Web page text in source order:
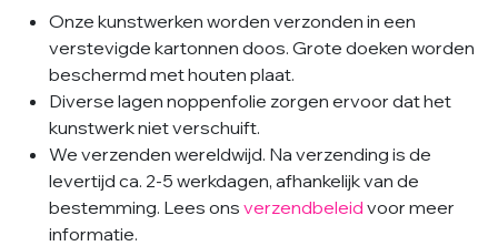
Onze kunstwerken worden verzonden in een
verstevigde kartonnen doos. Grote doeken worden
beschermd met houten plaat.
Diverse lagen noppenfolie zorgen ervoor dat het
kunstwerk niet verschuift.
We verzenden wereldwijd. Na verzending is de
levertijd ca. 2-5 werkdagen, afhankelijk van de
bestemming. Lees ons verzendbeleid voor meer
informatie.